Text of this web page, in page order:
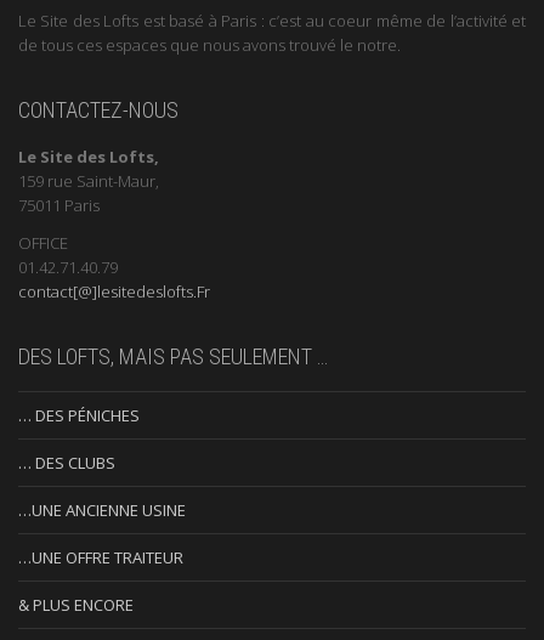
Le Site des Lofts est basé à Paris : c’est au coeur même de l’activité et
de tous ces espaces que nous avons trouvé le notre.
CONTACTEZ-NOUS
Le Site des Lofts,
159 rue Saint-Maur,
75011 Paris
OFFICE
01.42.71.40.79
contact[@]lesitedeslofts.Fr
DES LOFTS, MAIS PAS SEULEMENT …
… DES PÉNICHES
… DES CLUBS
…UNE ANCIENNE USINE
…UNE OFFRE TRAITEUR
& PLUS ENCORE